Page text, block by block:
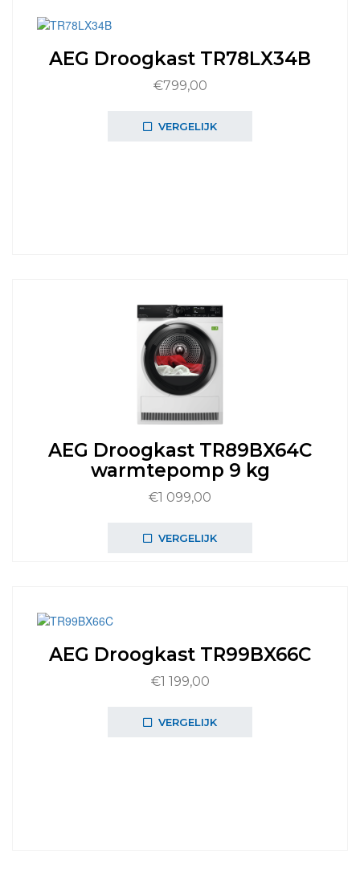
AEG Droogkast TR78LX34B
€799,00
VERGELIJK
AEG Droogkast TR89BX64C
warmtepomp 9 kg
€1 099,00
VERGELIJK
AEG Droogkast TR99BX66C
€1 199,00
VERGELIJK